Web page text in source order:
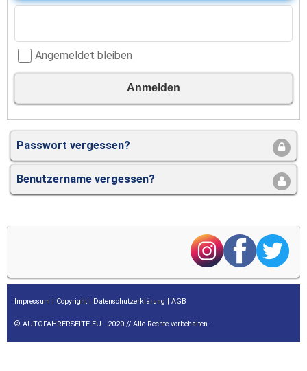
Angemeldet bleiben
Anmelden
Passwort vergessen?
Benutzername vergessen?
Impressum | Copyright | Datenschutzerklärung | AGB
© AUTOFAHRERSEITE.EU - 2020 // Alle Rechte vorbehalten.